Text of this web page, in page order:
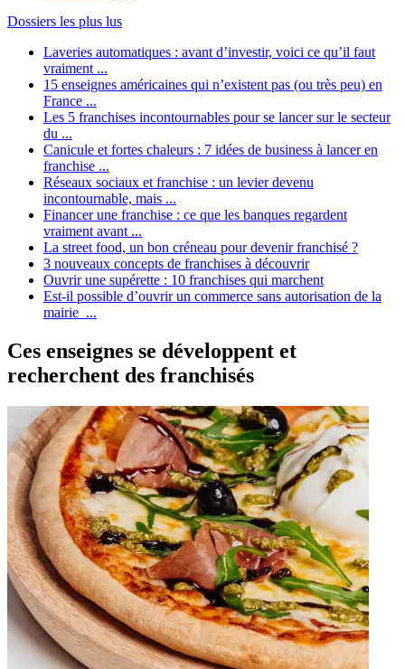
Dossiers les plus lus
Laveries automatiques : avant d’investir, voici ce qu’il faut
vraiment ...
15 enseignes américaines qui n’existent pas (ou très peu) en
France ...
Les 5 franchises incontournables pour se lancer sur le secteur
du ...
Canicule et fortes chaleurs : 7 idées de business à lancer en
franchise ...
Réseaux sociaux et franchise : un levier devenu
incontournable, mais ...
Financer une franchise : ce que les banques regardent
vraiment avant ...
La street food, un bon créneau pour devenir franchisé ?
3 nouveaux concepts de franchises à découvrir
Ouvrir une supérette : 10 franchises qui marchent
Est-il possible d’ouvrir un commerce sans autorisation de la
mairie ...
Ces enseignes se développent et
recherchent des franchisés